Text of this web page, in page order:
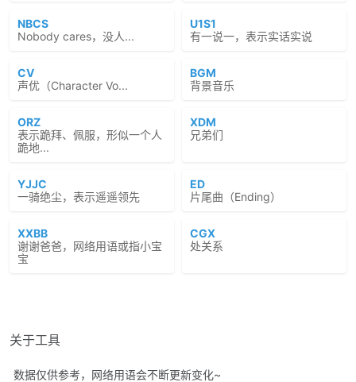
NBCS
Nobody cares，没人...
U1S1
有一说一，表示实话实说
CV
声优（Character Vo...
BGM
背景音乐
ORZ
表示跪拜、佩服，形似一个人
跪地...
XDM
兄弟们
YJJC
一骑绝尘，表示遥遥领先
ED
片尾曲（Ending）
XXBB
谢谢爸爸，网络用语或指小宝
宝
CGX
处关系
关于工具
数据仅供参考，网络用语会不断更新变化~